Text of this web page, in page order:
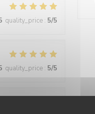
quality_price : 5/5
quality_price : 5/5